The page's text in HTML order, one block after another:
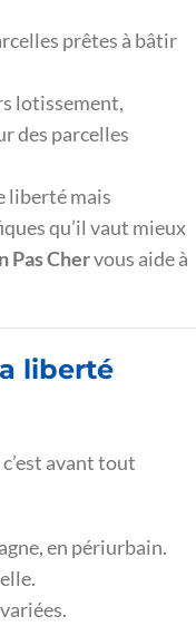
prêtes à bâtir
lotissement,
des parcelles
liberté mais
qu’il vaut mieux
Pas Chervous aide à
liberté
avant tout
en périurbain.